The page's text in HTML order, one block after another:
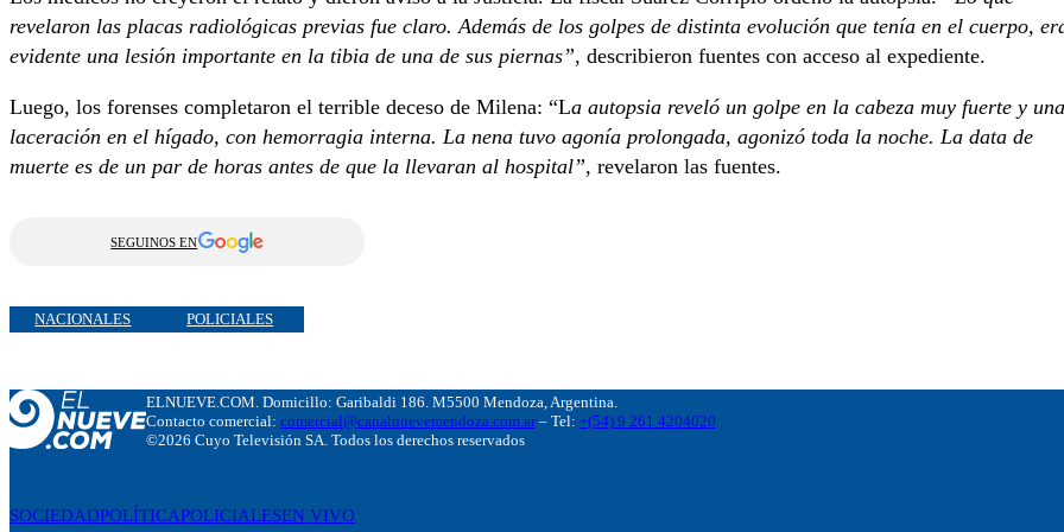
revelaron las placas radiológicas previas fue claro. Además de los golpes de distinta evolución que tenía en el cuerpo,
evidente una lesión importante en la tibia de una de sus piernas”, describieron fuentes con acceso al expediente.
Luego, los forenses completaron el terrible deceso de Milena: “La autopsia reveló un golpe en la cabeza muy fuerte y una
laceración en el hígado, con hemorragia interna. La nena tuvo agonía prolongada, agonizó toda la noche. La data de
muerte es de un par de horas antes de que la llevaran al hospital”, revelaron las fuentes.
SEGUINOS EN
NACIONALES POLICIALES
ELNUEVE.COM. Domicillo: Garibaldi 186. M5500 Mendoza, Argentina.
Contacto comercial: comercial@canalnuevemendoza.com.ar– Tel: +(54) 9 261 4204020
©2026 Cuyo Televisión SA. Todos los derechos reservados
SOCIEDADPOLÍTICAPOLICIALESEN VIVO